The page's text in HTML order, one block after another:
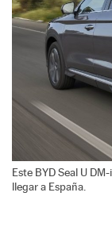
Este BYD Seal U
llegar a España.